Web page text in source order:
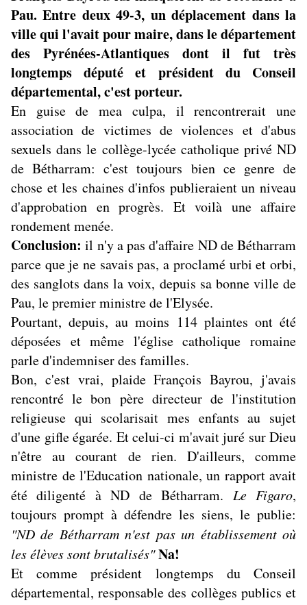
Pau. Entre deux 49-3, un déplacement dans la
ville qui l'avait pour maire, dans le département
des Pyrénées-Atlantiques dont il fut très
longtemps député et président du Conseil
départemental, c'est porteur.
En guise de mea culpa, il rencontrerait une
association de victimes de violences et d'abus
sexuels dans le collège-lycée catholique privé ND
de Bétharram: c'est toujours bien ce genre de
chose et les chaines d'infos publieraient un niveau
d'approbation en progrès. Et voilà une affaire
rondement menée.
Conclusion: il n'y a pas d'affaire ND de Bétharram
parce que je ne savais pas, a proclamé urbi et orbi,
des sanglots dans la voix, depuis sa bonne ville de
Pau, le premier ministre de l'Elysée.
Pourtant, depuis, au moins 114 plaintes ont été
déposées et même l'église catholique romaine
parle d'indemniser des familles.
Bon, c'est vrai, plaide François Bayrou, j'avais
rencontré le bon père directeur de l'institution
religieuse qui scolarisait mes enfants au sujet
d'une gifle égarée. Et celui-ci m'avait juré sur Dieu
n'être au courant de rien. D'ailleurs, comme
ministre de l'Education nationale, un rapport avait
été diligenté à ND de Bétharram. Le Figaro,
toujours prompt à défendre les siens, le publie:
"ND de Bétharram n'est pas un établissement où
les élèves sont brutalisés"Na!
Et comme président longtemps du Conseil
départemental, responsable des collèges publics et